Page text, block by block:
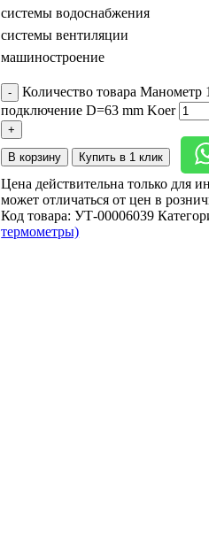
системы водоснабжения
системы вентиляции
машиностроение
Количество товара Манометр
подключение D=63 mm Koer
В корзину Купить в 1 клик
Цена действительна только для
может отличаться от цен в
Код товара:УТ-00006039
термометры)